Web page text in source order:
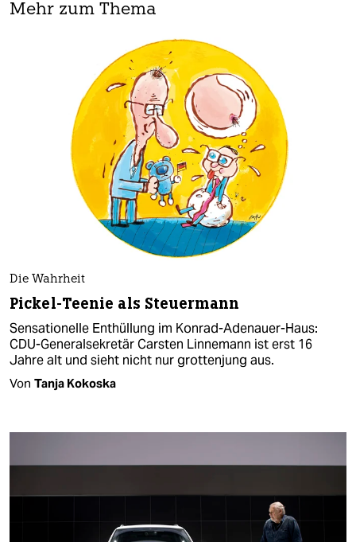
Mehr zum Thema
Die Wahrheit
Pickel-Teenie als Steuermann
Sensationelle Enthüllung im Konrad-Adenauer-Haus:
CDU-Generalsekretär Carsten Linnemann ist erst 16
Jahre alt und sieht nicht nur grottenjung aus.
Von Tanja Kokoska